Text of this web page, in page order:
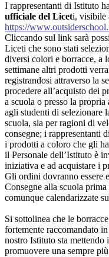
I rappresentanti di Istituto
ufficiale del Liceti, visibile
https://
Cliccando sul link sarà
Liceti che sono stati
diversi colori e borracce, a
settimane altri prodotti
registrandosi attraverso la
procedere all’acquisto dei
a scuola o presso la
agli studenti di selezionare
scuola, sia per ragioni di
consegne; i rappresentanti
i prodotti a coloro che gli
il Personale dell’Istituto è
iniziativa e ad acquistare i
Gli ordini dovranno essere
Consegne alla scuola
comunque calendarizzate
Si sottolinea che le
fortemente raccomandato
nostro Istituto sta
promuovere una sempre